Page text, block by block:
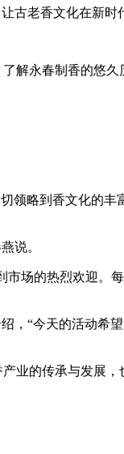
古老香文化在新时
解永春制香的悠久
领略到香文化的丰
说。
市场的热烈欢迎。
，“今天的活动希
业的传承与发展，